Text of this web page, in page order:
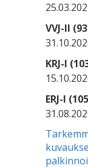
VVJ-II
KRJ-I
ERJ-I